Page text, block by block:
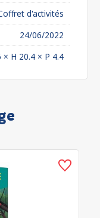
d'activités
24/06/2022
× H 20.4 × P 4.4